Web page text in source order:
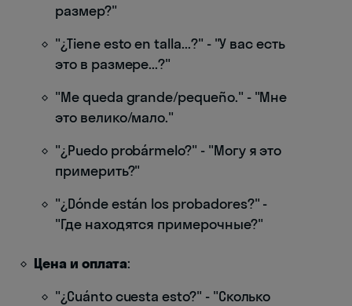
размер?"
"¿Tiene esto en talla...?" - "У вас есть
это в размере...?"
"Me queda grande/pequeño." - "Мне
это велико/мало."
"¿Puedo probármelo?" - "Могу я это
примерить?"
"¿Dónde están los probadores?" -
"Где находятся примерочные?"
Цена и оплата:
"¿Cuánto cuesta esto?" - "Сколько